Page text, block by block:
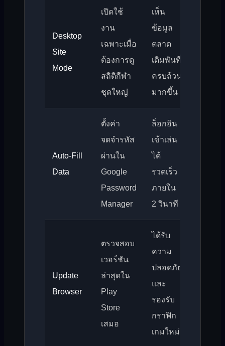
Desktop
Site
Mode
เปิดใช้
งาน
เฉพาะเมื่อ
ต้องการดู
สถิติกีฬา
ชุดใหญ่
เห็น
ข้อมูล
ตลาด
เดิมพันที่
ครบถ้วน
มากขึ้น
Auto-Fill
Data
ตั้งค่า
จดจำรหัส
ผ่านใน
Google
Password
Manager
ล็อกอิน
เข้าเล่น
ได้
รวดเร็ว
ภายใน
2 วินาที
Update
Browser
ตรวจสอบ
เวอร์ชัน
ล่าสุดใน
Play
Store
เสมอ
ได้รับ
ความ
ปลอดภัย
และ
รองรับ
กราฟิก
เกมใหม่